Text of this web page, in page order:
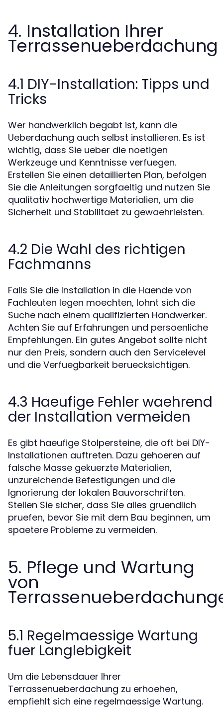
4. Installation Ihrer
Terrassenueberdachung
4.1 DIY-Installation: Tipps und
Tricks
Wer handwerklich begabt ist, kann die
Ueberdachung auch selbst installieren. Es ist
wichtig, dass Sie ueber die noetigen
Werkzeuge und Kenntnisse verfuegen.
Erstellen Sie einen detaillierten Plan, befolgen
Sie die Anleitungen sorgfaeltig und nutzen Sie
qualitativ hochwertige Materialien, um die
Sicherheit und Stabilitaet zu gewaehrleisten.
4.2 Die Wahl des richtigen
Fachmanns
Falls Sie die Installation in die Haende von
Fachleuten legen moechten, lohnt sich die
Suche nach einem qualifizierten Handwerker.
Achten Sie auf Erfahrungen und persoenliche
Empfehlungen. Ein gutes Angebot sollte nicht
nur den Preis, sondern auch den Servicelevel
und die Verfuegbarkeit beruecksichtigen.
4.3 Haeufige Fehler waehrend
der Installation vermeiden
Es gibt haeufige Stolpersteine, die oft bei DIY-
Installationen auftreten. Dazu gehoeren auf
falsche Masse gekuerzte Materialien,
unzureichende Befestigungen und die
Ignorierung der lokalen Bauvorschriften.
Stellen Sie sicher, dass Sie alles gruendlich
pruefen, bevor Sie mit dem Bau beginnen, um
spaetere Probleme zu vermeiden.
5. Pflege und Wartung
von
5.1 Regelmaessige Wartung
fuer Langlebigkeit
Um die Lebensdauer Ihrer
Terrassenueberdachung zu erhoehen,
empfiehlt sich eine regelmaessige Wartung.